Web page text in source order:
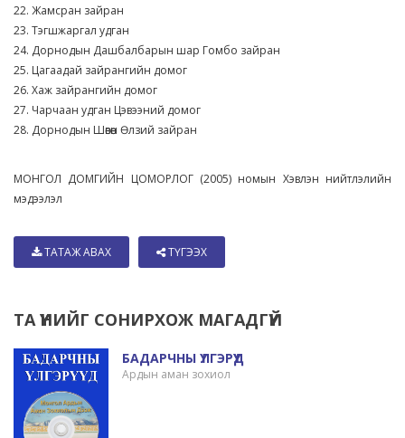
22. Жамсран зайран
23. Тэгшжаргал удган
24. Дорнодын Дашбалбарын шар Гомбо зайран
25. Цагаадай зайрангийн домог
26. Хаж зайрангийн домог
27. Чарчаан удган Цэвээний домог
28. Дорнодын Шөвөөн Өлзий зайран
МОНГОЛ ДОМГИЙН ЦОМОРЛОГ (2005) номын Хэвлэн нийтлэлийн
мэдээлэл
ТАТАЖ АВАХ ТҮГЭЭХ
ТА ҮҮНИЙГ СОНИРХОЖ МАГАДГҮЙ
БАДАРЧНЫ ҮЛГЭРҮҮД
Ардын аман зохиол